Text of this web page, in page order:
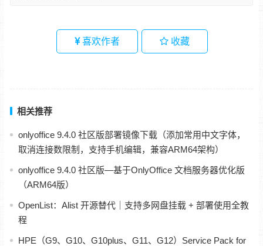
喜欢作者 收藏
相关推荐
onlyoffice 9.4.0 社区版部署镜像下载（添加常用中文字体，
取消连接数限制，支持手机编辑，兼容ARM64架构）
onlyoffice 9.4.0 社区版—基于OnlyOffice 文档服务器优化版
（ARM64版）
OpenList：Alist 开源替代｜支持多网盘挂载 + 部署使用全教
程
HPE（G9、G10、G10plus、G11、G12）Service Pack for